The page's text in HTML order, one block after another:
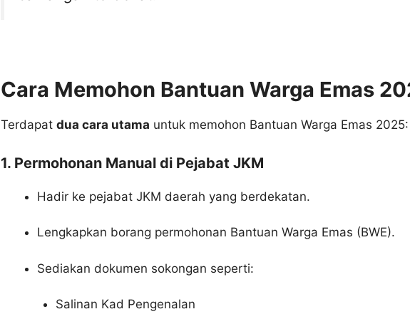
Cara Memohon Bantuan Warga Emas
Terdapat dua cara utama untuk memohon Bantuan Warga Emas 2025:
1. Permohonan Manual di Pejabat JKM
Hadir ke pejabat JKM daerah yang berdekatan.
Lengkapkan borang permohonan Bantuan Warga Emas (BWE).
Sediakan dokumen sokongan seperti:
Salinan Kad Pengenalan